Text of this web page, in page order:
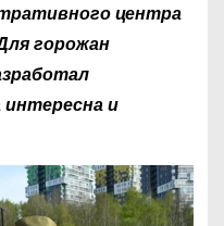
центра
горожан
и